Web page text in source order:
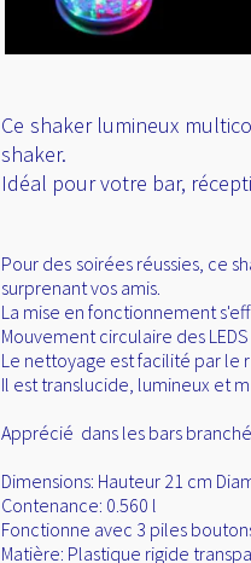
Ce shaker lumineux
shaker.
Idéal pour votre bar,
Pour des soirées réussies, ce
surprenant vos amis.
La mise en fonctionnement
Mouvement circulaire des
Le nettoyage est facilité par le
Il est translucide, lumineux et
Apprécié dans les bars
Dimensions: Hauteur 21 cm
Contenance: 0.560 l
Fonctionne avec 3 piles
Matière: Plastique rigide